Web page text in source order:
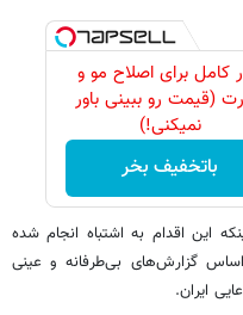
کامل برای اصلاح مو و
(قیمت رو ببینی باور
نمیکنی!)
باتخفیف بخر
این اقدام به اشتباه انجام شده
گزارش‌های بی‌طرفانه و عینی
ایران.